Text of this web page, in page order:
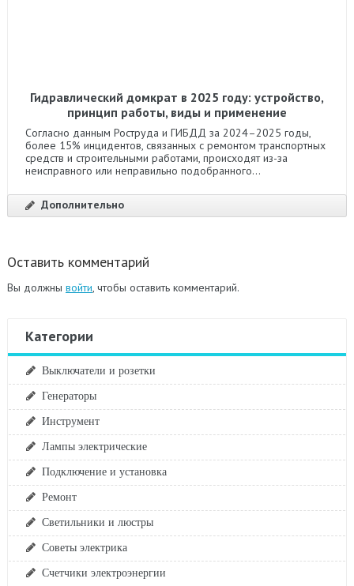
Гидравлический домкрат в 2025 году: устройство,
принцип работы, виды и применение
Согласно данным Роструда и ГИБДД за 2024–2025 годы,
более 15% инцидентов, связанных с ремонтом транспортных
средств и строительными работами, происходят из-за
неисправного или неправильно подобранного...
Дополнительно
Оставить комментарий
Вы должны войти , чтобы оставить комментарий.
Категории
Выключатели и розетки
Генераторы
Инструмент
Лампы электрические
Подключение и установка
Ремонт
Светильники и люстры
Советы электрика
Счетчики электроэнергии